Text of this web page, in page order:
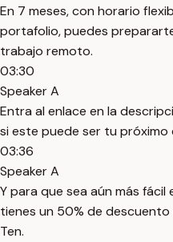
En 7 meses, con horario
portafolio, puedes
trabajo remoto.
03:30
Speaker A
Entra al enlace en la
si este puede ser tu próximo
03:36
Speaker A
Y para que sea aún más fácil
tienes un 50% de
Ten.